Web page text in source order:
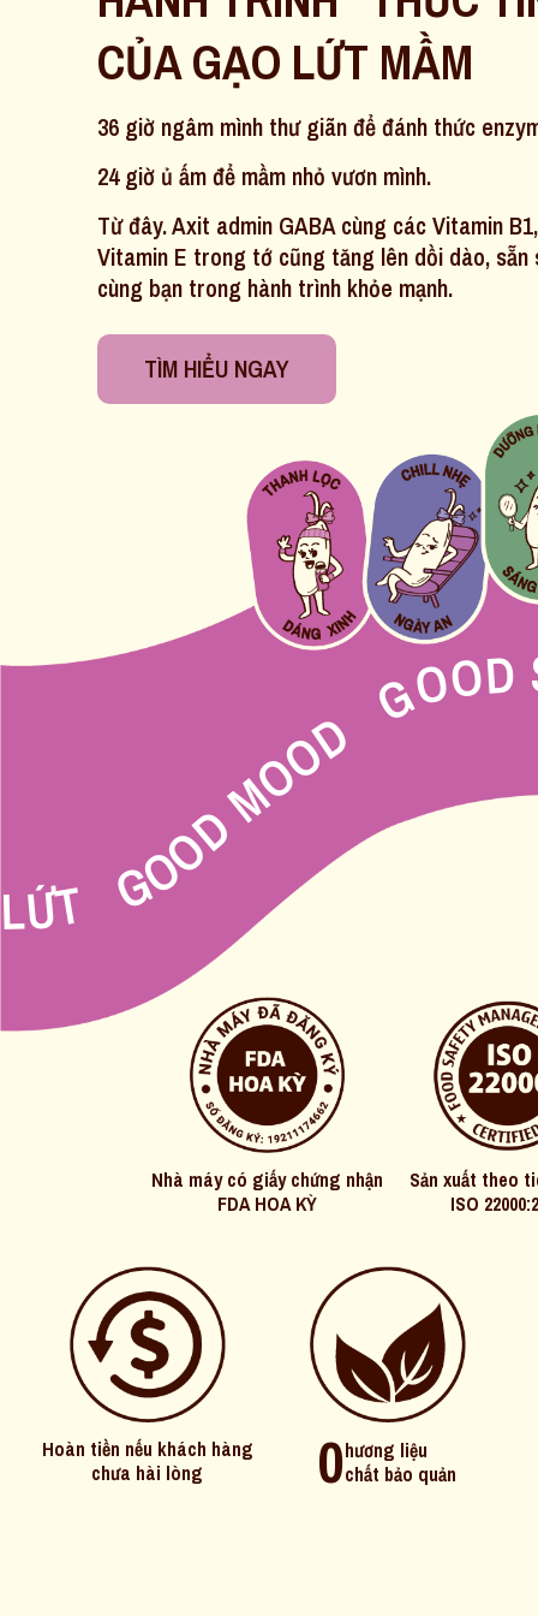
CỦA GẠO LỨT MẦM
36 giờ ngâm mình thư giãn để đánh thức
24 giờ ủ ấm để mầm nhỏ vươn mình.
Từ đây. Axit admin GABA cùng các Vitamin
Vitamin E trong tớ cũng tăng lên dồi dào, sẵn
cùng bạn trong hành trình khỏe mạnh.
TÌM HIỂU NGAY
GOOD LỨT GOOD
Nhà máy có giấy chứng nhận
FDA HOA KỲ
Sản xuất theo
ISO
Hoàn tiền nếu khách hàng
chưa hài lòng
0hương liệu
chất bảo quản